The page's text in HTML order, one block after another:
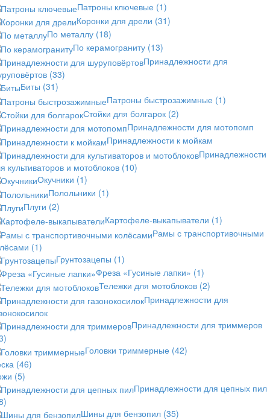
Патроны ключевые (1)
Коронки для дрели (31)
По металлу (18)
По керамограниту (13)
Принадлежности для
(33)
Биты (31)
Патроны быстрозажимные (1)
Стойки для болгарок (2)
Принадлежности для мотопомп
Принадлежности к мойкам
Принадлежности
культиваторов и мотоблоков (10)
Окучники (1)
Полольники (1)
Плуги (2)
Картофеле-выкапыватели (1)
Рамы с транспортивочными
(1)
Грунтозацепы (1)
Фреза «Гусиные лапки» (1)
Тележки для мотоблоков (2)
Принадлежности для
Принадлежности для триммеров
Головки триммерные (42)
(46)
(5)
Принадлежности для цепных пил
Шины для бензопил (35)